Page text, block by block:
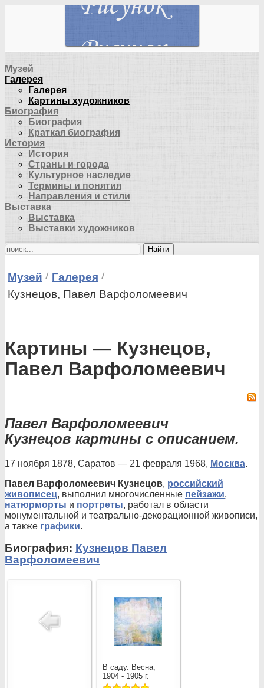
Музей
Галерея
Галерея
Картины художников
Биография
Биография
Краткая биография
История
История
Страны и города
Культурное наследие
Термины и понятия
Направления и стили
Выставка
Выставка
Выставки художников
Найти
Музей
Галерея
Кузнецов, Павел Варфоломеевич
Картины — Кузнецов,
Павел Варфоломеевич
Павел Варфоломеевич
Кузнецов картины с описанием.
17 ноября 1878, Саратов — 21 февраля 1968, Москва.
Павел Варфоломеевич Кузнецов, российский
живописец, выполнил многочисленные пейзажи,
натюрморты и портреты, работал в области
монументальной и театрально-декорационной живописи,
а также графики.
Биография: Кузнецов Павел
Варфоломеевич
В саду. Весна,
1904 - 1905 г.